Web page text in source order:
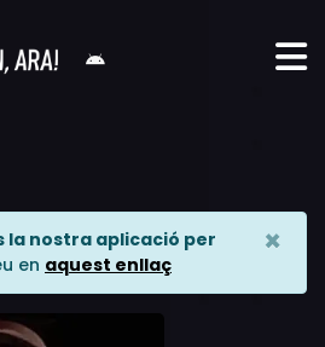
la nostra aplicació per
en aquest enllaç
×